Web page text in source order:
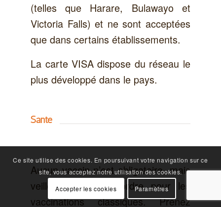
(telles que Harare, Bulawayo et
Victoria Falls) et ne sont acceptées
que dans certains établissements.
La carte VISA dispose du réseau le
plus développé dans le pays.
Santé
Aucun vaccin n’est obligatoire, mais
veillez à être en ordre pour les
vaccinations classiques. Prenez
Ce site utilise des cookies. En poursuivant votre navigation sur ce
site, vous acceptez notre utilisation des cookies.
Accepter les cookies
Paramètres